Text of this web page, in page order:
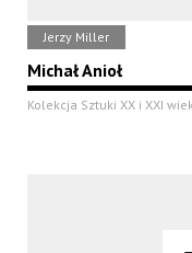
Jerzy Miller
Michał Anioł
Kolekcja Sztuki XX i XXI